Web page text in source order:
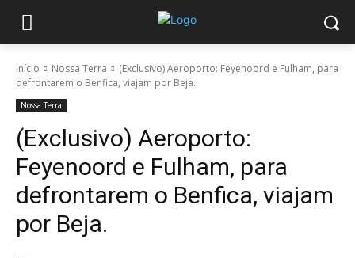
Início Nossa Terra
(Exclusivo) Aeroporto: Feyenoord e Fulham, para
defrontarem o Benfica, viajam por Beja.
Nossa Terra
(Exclusivo) Aeroporto:
Feyenoord e Fulham, para
defrontarem o Benfica, viajam
por Beja.